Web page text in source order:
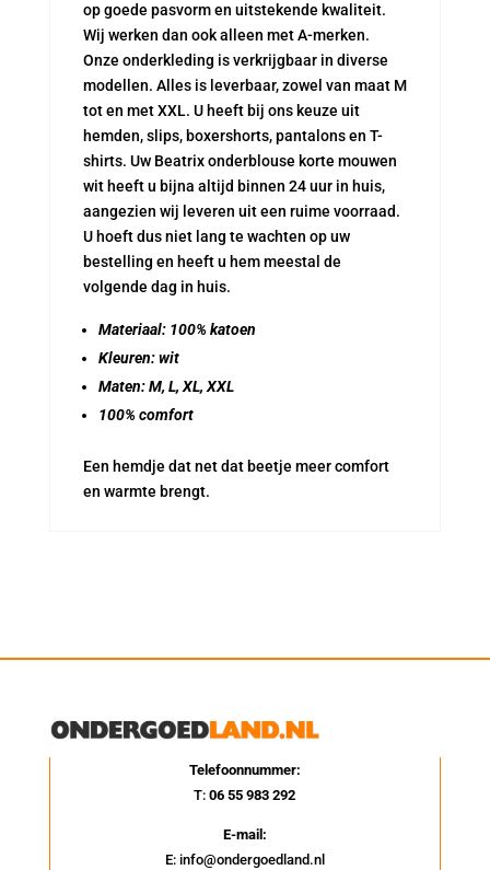
op goede pasvorm en uitstekende kwaliteit.
Wij werken dan ook alleen met A-merken.
Onze onderkleding is verkrijgbaar in diverse
modellen. Alles is leverbaar, zowel van maat M
tot en met XXL. U heeft bij ons keuze uit
hemden, slips, boxershorts, pantalons en T-
shirts. Uw Beatrix onderblouse korte mouwen
wit heeft u bijna altijd binnen 24 uur in huis,
aangezien wij leveren uit een ruime voorraad.
U hoeft dus niet lang te wachten op uw
bestelling en heeft u hem meestal de
volgende dag in huis.
Materiaal: 100% katoen
Kleuren: wit
Maten: M, L, XL, XXL
100% comfort
Een hemdje dat net dat beetje meer comfort
en warmte brengt.
Telefoonnummer:
T:06 55 983 292
E-mail:
E: info@ondergoedland.nl